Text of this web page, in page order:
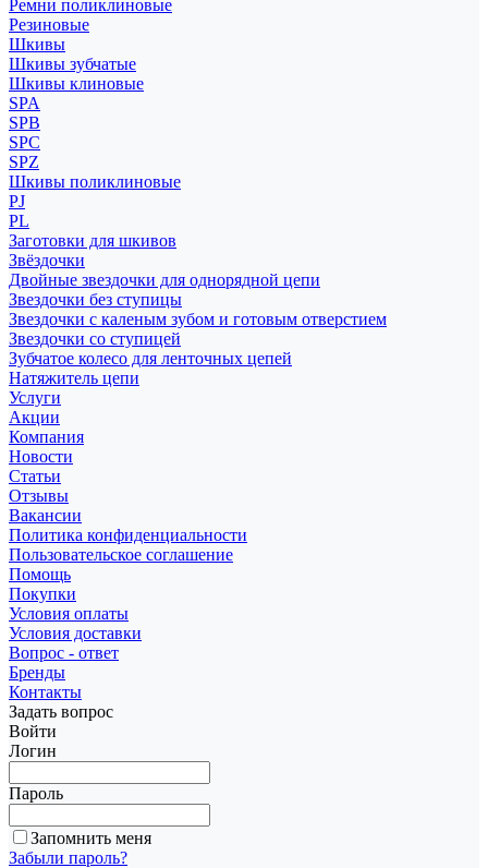
Ремни поликлиновые
Резиновые
Шкивы
Шкивы зубчатые
Шкивы клиновые
SPA
SPB
SPC
SPZ
Шкивы поликлиновые
PJ
PL
Заготовки для шкивов
Звёздочки
Двойные звездочки для однорядной цепи
Звездочки без ступицы
Звездочки с каленым зубом и готовым отверстием
Звездочки со ступицей
Зубчатое колесо для ленточных цепей
Натяжитель цепи
Услуги
Акции
Компания
Новости
Статьи
Отзывы
Вакансии
Политика конфиденциальности
Пользовательское соглашение
Помощь
Покупки
Условия оплаты
Условия доставки
Вопрос - ответ
Бренды
Контакты
Задать вопрос
Войти
Логин
Пароль
Запомнить меня
Забыли пароль?